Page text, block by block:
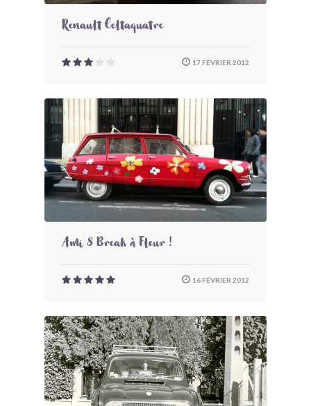
Renault Celtaquatre
17 FÉVRIER 2012
Ami 8 Break à Fleur !
16 FÉVRIER 2012